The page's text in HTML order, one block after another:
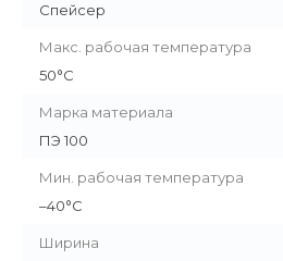
Спейсер
Макс. рабочая температура
50°С
Марка материала
ПЭ 100
Мин. рабочая температура
–40°С
Ширина